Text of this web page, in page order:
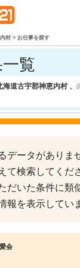
村> お仕事を探す
覧
海道古宇郡神恵内村 、
データがありま
えて検索してくだ
だいた条件に類
報を表示してい
会